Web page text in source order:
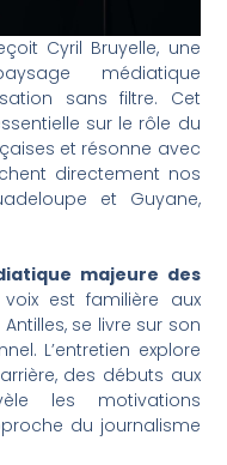
Cyril Bruyelle, une
médiatique
sans filtre. Cet
sur le rôle du
et résonne avec
directement nos
et Guyane,
majeure des
est familière aux
se livre sur son
L’entretien explore
des débuts aux
les motivations
du journalisme